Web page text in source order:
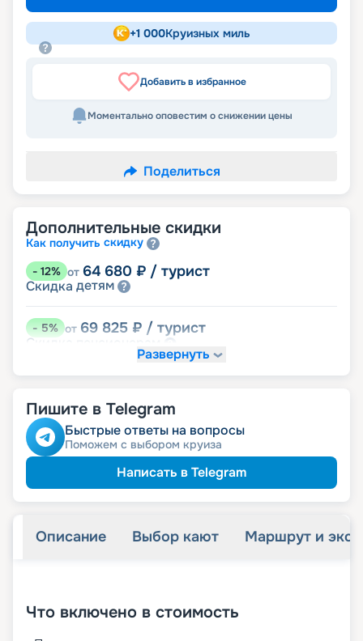
+1 000Круизных миль
Добавить в избранное
Моментально оповестим о снижении цены
Поделиться
Дополнительные скидки
Как получить скидку
- 12% от 64 680 ₽ / турист
Скидка детям
-5% от 69 825 ₽ / турист
Скидка
именинникамРазвернуть
Пишите в Telegram
Быстрые ответы на вопросы
Поможем с выбором круиза
Написать в Telegram
Описание Выбор кают Маршрут и
Что включено в стоимость